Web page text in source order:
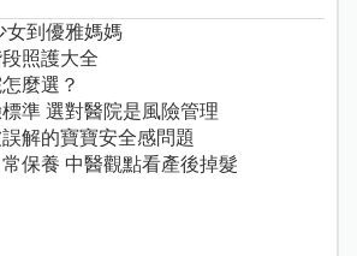
女到優雅媽媽
照護大全
麼選？
準 選對醫院是風險管理
解的寶寶安全感問題
保養 中醫觀點看產後掉髮